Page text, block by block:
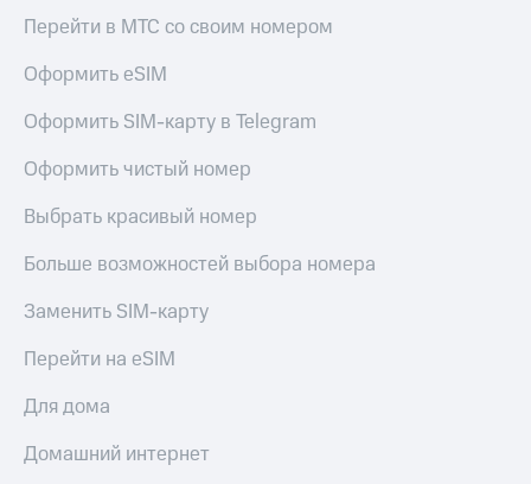
Перейти в МТС со своим номером
Оформить eSIM
Оформить SIM-карту в Telegram
Оформить чистый номер
Выбрать красивый номер
Больше возможностей выбора номера
Заменить SIM-карту
Перейти на eSIM
Для дома
Домашний интернет